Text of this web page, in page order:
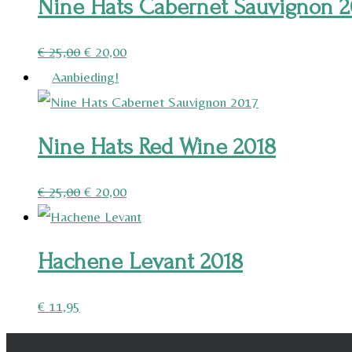
Nine Hats Cabernet Sauvignon
€25,00 Oorspronkelijke
prijs
was:
€ 20,00Huidige
is:
Aanbieding!
Nine Hats Red Wine 2018
€25,00 Oorspronkelijke
prijs
€ 25,00.
€ 20,00Huidige
prijs
€ 20,00.
Hachene Levant 2018
€ 11,95